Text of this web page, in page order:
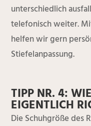
unterschiedlich
telefonisch weiter.
helfen wir gern
Stiefelanpassung.
TIPP NR. 4:
EIGENTLICH
Die Schuhgröße des